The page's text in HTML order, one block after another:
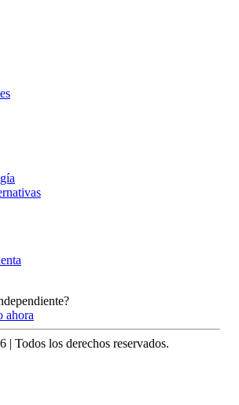
ahora
| Todos los derechos reservados.